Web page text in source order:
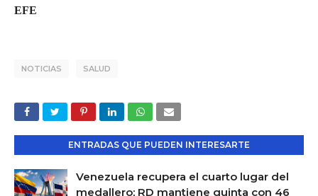
EFE
NOTICIAS SALUD
ENTRADAS QUE PUEDEN INTERESARTE
Venezuela recupera el cuarto lugar del
medallero; RD mantiene quinta con 46